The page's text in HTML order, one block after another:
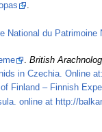
.
National du
. British
in Czechia. Online
Finland – Finnish
online at http://